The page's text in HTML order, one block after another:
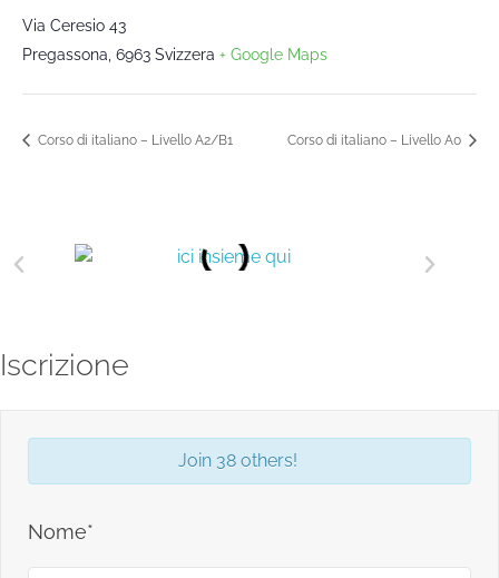
Via Ceresio 43
Pregassona 6963 Svizzera + Google Maps
Corso di italiano – Livello A2/B1 Corso di italiano – Livello A0
Iscrizione
Join 38 others!
Nome*